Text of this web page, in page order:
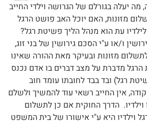
יעלה בגורלם של הגרושה וילדי החייב
מזונות, האם יוכל האב פושט הרגל
עת הוא מנהל הליך פשיטת רגל?
ו/או ע"י הסכם גירושין של בני זוג,
לתשלום מזונות ובעיקר מאת ההורה שאינו
מדברת על מצב דברים בו אדם נכנס
רגל) ובד בבד לחובתו עומד חוב
אין החייב רשאי עוד להמשיך ולשלם
הדרך החוקית אם כן לתשלום
וילדיו היא ע"י אישורו של בית המשפט